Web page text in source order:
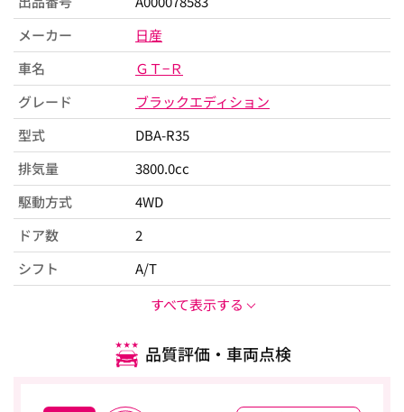
メーカー
日産
車名
ＧＴ−Ｒ
グレード
ブラックエディション
型式
DBA-R35
排気量
3800.0cc
駆動方式
4WD
ドア数
2
シフト
A/T
すべて表示する
品質評価・車両点検